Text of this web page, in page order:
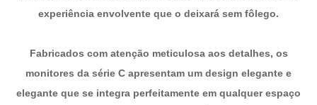
experiência envolvente que o deixará sem fôlego.
Fabricados com atenção meticulosa aos detalhes, os
monitores da série C apresentam um design elegante e
elegante que se integra perfeitamente em qualquer espaço